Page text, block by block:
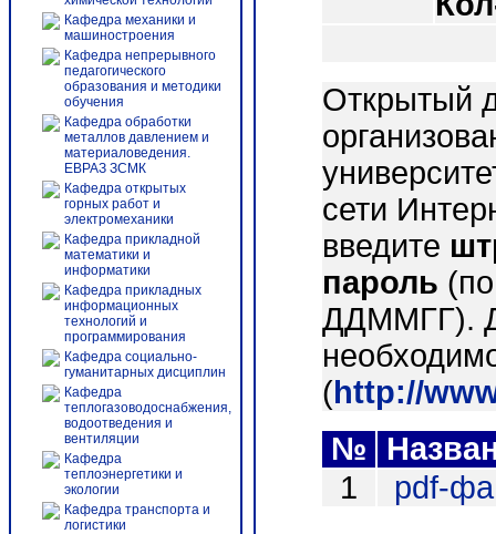
Кафедра механики и
машиностроения
Кафедра непрерывного
педагогического
образования и методики
обучения
Кафедра обработки
металлов давлением и
материаловедения.
ЕВРАЗ ЗСМК
Кафедра открытых
горных работ и
электромеханики
Кафедра прикладной
математики и
информатики
Кафедра прикладных
информационных
технологий и
программирования
Кафедра социально-
гуманитарных дисциплин
Кафедра
теплогазоводоснабжения,
водоотведения и
вентиляции
Кафедра
теплоэнергетики и
экологии
Кафедра транспорта и
логистики
Открытый
сети
введите
пароль
ДДММГГ).
(http://
№
1
pdf-